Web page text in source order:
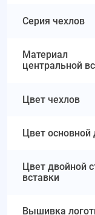
Серия чехлов
Материал
центральной
Цвет чехлов
Цвет основной
Цвет двойной
вставки
Вышивка